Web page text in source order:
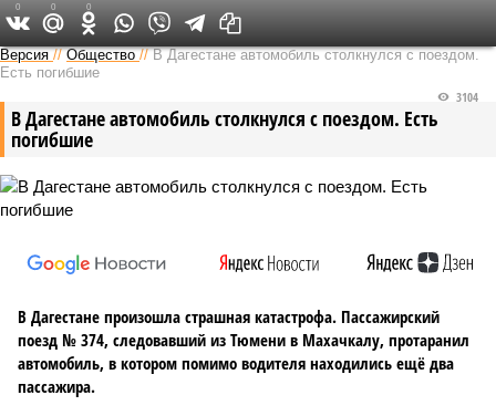
Версия на Кавказе
Версия //Общество //В Дагестане автомобиль столкнулся с поездом.
Есть погибшие
В Дагестане автомобиль столкнулся с поездом. Есть
погибшие
3104
В Дагестане произошла страшная катастрофа. Пассажирский
поезд № 374, следовавший из Тюмени в Махачкалу, протаранил
автомобиль, в котором помимо водителя находились ещё два
пассажира.
0 0 0